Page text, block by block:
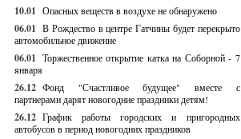
10.01 Опасных веществ в воздухе не обнаружено
06.01 В Рождество в центре Гатчины будет перекрыто
автомобильное движение
06.01 Торжественное открытие катка на Соборной - 7
января
26.12 Фонд "Счастливое будущее" вместе с
партнерами дарят новогодние праздники детям!
26.12 График работы городских и пригородных
автобусов в период новогодних праздников